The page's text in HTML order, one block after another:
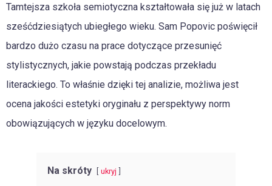
Tamtejsza szkoła semiotyczna kształtowała się już w latach
sześćdziesiątych ubiegłego wieku. Sam Popovic poświęcił
bardzo dużo czasu na prace dotyczące przesunięć
stylistycznych, jakie powstają podczas przekładu
literackiego. To właśnie dzięki tej analizie, możliwa jest
ocena jakości estetyki oryginału z perspektywy norm
obowiązujących w języku docelowym.
Na skróty ukryj